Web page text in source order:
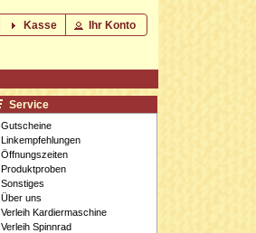
Kasse Ihr Konto
Service
Gutscheine
Linkempfehlungen
Öffnungszeiten
Produktproben
Sonstiges
Über uns
Verleih Kardiermaschine
Verleih Spinnrad